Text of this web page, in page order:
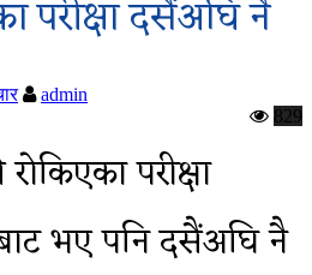
परीक्षा दसैंअघि नै
admin
829
परीक्षा
भए पनि दसैंअघि नै